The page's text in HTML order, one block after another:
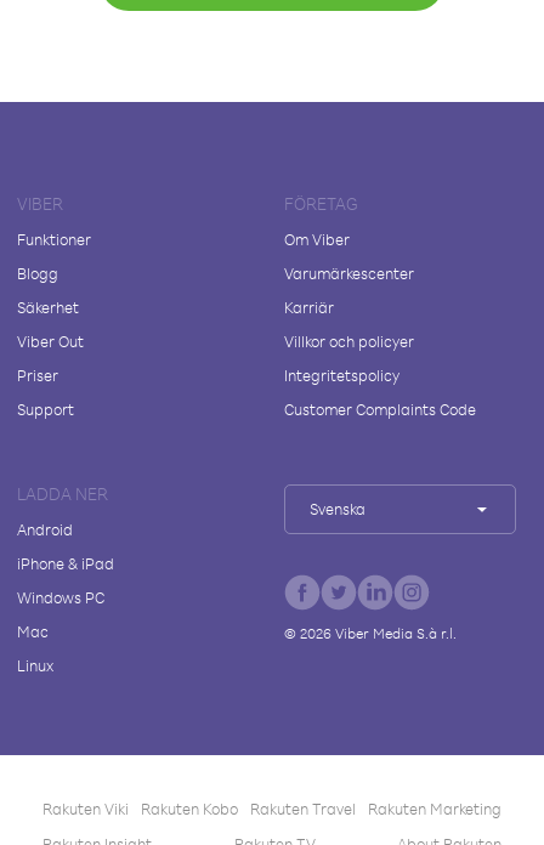
VIBER
Funktioner
Blogg
Säkerhet
Viber Out
Priser
Support
FÖRETAG
Om Viber
Varumärkescenter
Karriär
Villkor och policyer
Integritetspolicy
Customer Complaints Code
LADDA NER
Android
iPhone & iPad
Windows PC
Mac
Linux
Svenska
© 2026Viber Media S.à r.l.
Rakuten Viki Rakuten Kobo Rakuten Travel
Rakuten Marketing